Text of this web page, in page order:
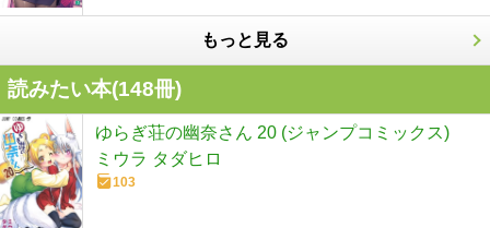
もっと見る
読みたい本(148冊)
ゆらぎ荘の幽奈さん 20 (ジャンプコミックス)
ミウラ タダヒロ
103